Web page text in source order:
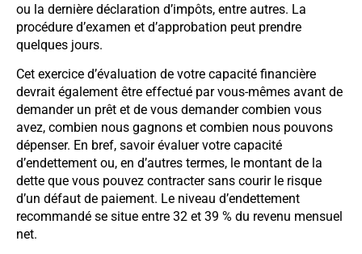
ou la dernière déclaration d’impôts, entre autres. La
procédure d’examen et d’approbation peut prendre
quelques jours.
Cet exercice d’évaluation de votre capacité financière
devrait également être effectué par vous-mêmes avant de
demander un prêt et de vous demander combien vous
avez, combien nous gagnons et combien nous pouvons
dépenser. En bref, savoir évaluer votre capacité
d’endettement ou, en d’autres termes, le montant de la
dette que vous pouvez contracter sans courir le risque
d’un défaut de paiement. Le niveau d’endettement
recommandé se situe entre 32 et 39 % du revenu mensuel
net.